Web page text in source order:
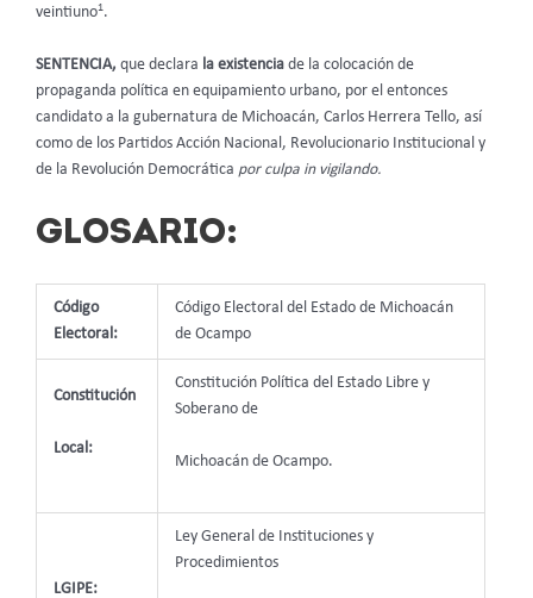
veintiuno1.
SENTENCIA, que declara la existencia de la colocación de
propaganda política en equipamiento urbano, por el entonces
candidato a la gubernatura de Michoacán, Carlos Herrera Tello, así
como de los Partidos Acción Nacional, Revolucionario Institucional y
de la Revolución Democrática por culpa in vigilando.
GLOSARIO:
Código
Electoral:
Código Electoral del Estado de Michoacán
de Ocampo
Constitución
Local:
Constitución Política del Estado Libre y
Soberano de
Michoacán de Ocampo.
LGIPE:
Ley General de Instituciones y
Procedimientos